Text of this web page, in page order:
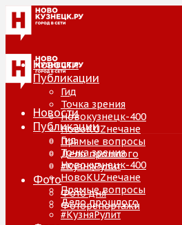
Новости
Публикации
Гид
Точка зрения
Новокузнецк-400
НовоKUZнечане
Прямые вопросы
Дело прошлого
#КузняРулит
Фото
Фото дня
Фоторепортажи
Новости
Публикации
Гид
Точка зрения
Новокузнецк-400
НовоKUZнечане
Прямые вопросы
Дело прошлого
#КузняРулит